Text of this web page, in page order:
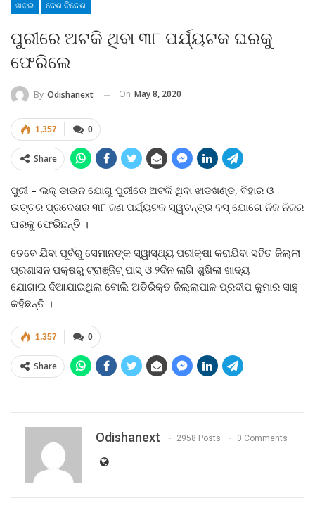
ଖବର ଦେଶ-ବିଦେଶ
ପୁରୀରେ ଅଟକି ଥିବା ୩୮ ପର୍ଯ୍ୟଟକ ଘରକୁ
ଫେରିଲେ
By Odishanext On May 8, 2020
0
1,357
Share
ପୁରୀ – ଲକ୍‍ ଡାଉନ ଯୋଗୁ ପୁରୀରେ ଅଟକି ଥିବା ଝାଡଖଣ୍ଡ, ବିହାର ଓ
ଉତ୍ତର ପ୍ରଦେଶର ୩୮ ଜଣ ପର୍ଯ୍ୟଟକ ସ୍ୱତନ୍ତ୍ର ବସ୍‍ ଯୋଗେ ନିଜ ନିଜର
ଘରକୁ ଫେରିଛନ୍ତି ।
ତେବେ ଯିବା ପୂର୍ବରୁ ସେମାନଙ୍କ ସ୍ୱାସ୍ଥ୍ୟ ପରୀକ୍ଷା କରାଯିବା ସହିତ ଜିଲ୍ଲା
ପ୍ରଶାସନ ପକ୍ଷରୁ ଟ୍ରାଞ୍ଜିଟ୍‍ ପାସ୍‍ ଓ ୨ଦିନ ଲାଗି ଶୁଖିଲା ଖାଦ୍ୟ
ଯୋଗାଇ ଦିଆଯାଇଥିଲା ବୋଲି ଅତିରିକ୍ତ ଜିଲ୍ଲାପାଳ ପ୍ରଦୀପ କୁମାର ସାହୁ
କହିଛନ୍ତି ।
0
1,357
Share
Odishanext 2958 Posts 0 Comments